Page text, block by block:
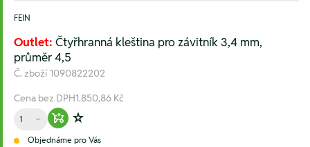
FEIN
Outlet: Čtyřhranná kleština pro závitník 3,4 mm,
průměr 4,5
Č. zboží 1090822202
Cena bez DPH1.850,86 Kč
Množství
Warenkorb hinzufügen
Zur Wunschliste hinzufügen
Objednáme pro Vás